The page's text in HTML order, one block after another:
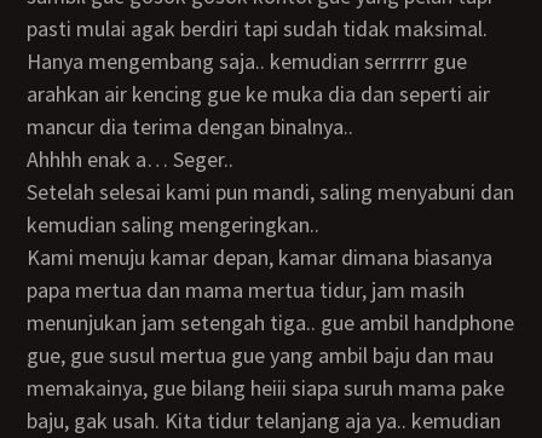
pasti mulai agak berdiri tapi sudah tidak maksimal.
Hanya mengembang saja.. kemudian serrrrrr gue
arahkan air kencing gue ke muka dia dan seperti air
mancur dia terima dengan binalnya..
Ahhhh enak a… Seger..
Setelah selesai kami pun mandi, saling menyabuni dan
kemudian saling mengeringkan..
Kami menuju kamar depan, kamar dimana biasanya
papa mertua dan mama mertua tidur, jam masih
menunjukan jam setengah tiga.. gue ambil handphone
gue, gue susul mertua gue yang ambil baju dan mau
memakainya, gue bilang heiii siapa suruh mama pake
baju, gak usah. Kita tidur telanjang aja ya.. kemudian